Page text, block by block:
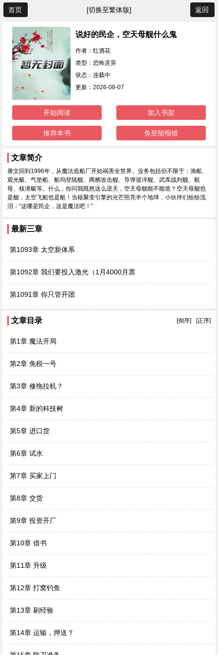
首页 [切换至繁体版] 返回
说好的民企，空天母舰什么鬼
作者：红酒花
类型：恐怖灵异
状态：连载中
更新：2026-08-07
开始阅读 加入书架
推荐本书 免登陆报错
文章简介
唐文回到1996年，从魔法造船厂开始祸害全世界。业务包括但不限于：渔船、
观光艇、气垫船、船坞登陆舰、两栖攻击舰、导弹巡洋舰、武库战列舰、航
母、核潜艇等。什么，你问我既然这么逆天，空天母舰能不能造？空天母舰也
是舰，太空飞船也是船！当核聚变引擎的光芒照亮半个地球，小伙伴们纷纷流
泪：“这哪是民企，这是魔法吧！”
最新三章
第1093章 太空新体系
第1092章 我们要投入激光（1月4000月票
第1091章 你只管开团
文章目录 [正序]
[倒序]
第1章 魔法开局
第2章 免税一号
第3章 修拖拉机？
第4章 新的科技树
第5章 进口货
第6章 试水
第7章 买家上门
第8章 交货
第9章 投资开厂
第10章 借书
第11章 升级
第12章 打窝钓鱼
第13章 刷经验
第14章 运输，押送？